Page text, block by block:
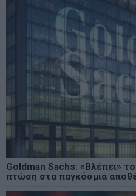
Goldman Sachs: «Βλέπει»
πτώση στα παγκόσμια